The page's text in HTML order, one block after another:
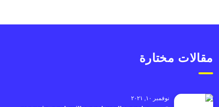
مقالات مختارة
نوفمبر ١٠, ٢٠٢١